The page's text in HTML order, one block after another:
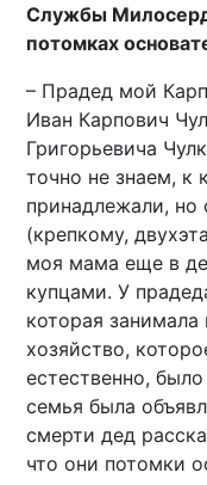
Службы
потомках
– Прадед мой
Иван Карпович
Григорьевича
точно не знаем, к
принадлежали,
(крепкому,
моя мама еще в
купцами. У
которая
хозяйство,
естественно,
семья была
смерти дед
что они потомки